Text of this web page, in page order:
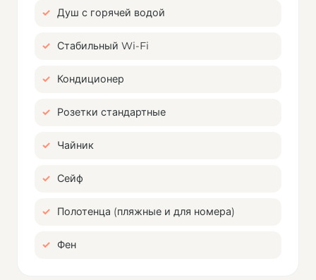
Душ с горячей водой
Стабильный Wi-Fi
Кондиционер
Розетки стандартные
Чайник
Сейф
Полотенца (пляжные и для номера)
Фен